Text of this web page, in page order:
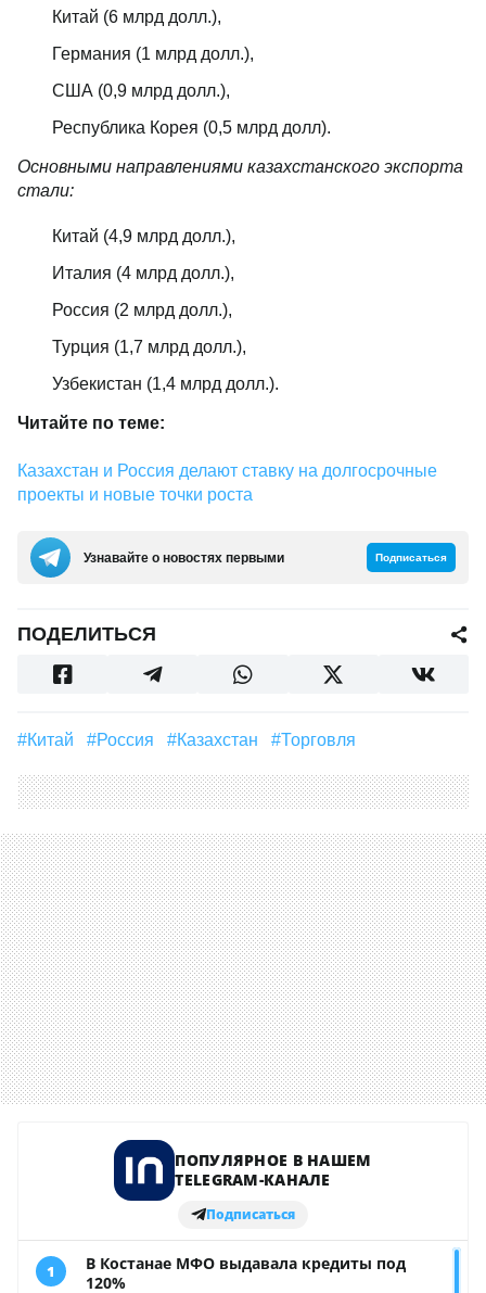
Китай (6 млрд долл.),
Германия (1 млрд долл.),
США (0,9 млрд долл.),
Республика Корея (0,5 млрд долл).
Основными направлениями казахстанского экспорта
стали:
Китай (4,9 млрд долл.),
Италия (4 млрд долл.),
Россия (2 млрд долл.),
Турция (1,7 млрд долл.),
Узбекистан (1,4 млрд долл.).
Читайте по теме:
Казахстан и Россия делают ставку на долгосрочные
проекты и новые точки роста
Узнавайте о новостях первыми Подписаться
ПОДЕЛИТЬСЯ
#Китай #Россия #Казахстан #торговля